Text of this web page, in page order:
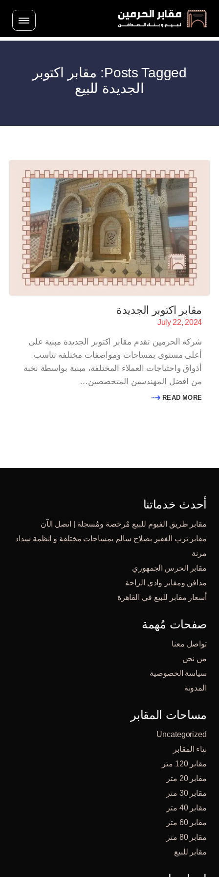
Posts Tagged: مقابر اكتوبر
الجديدة للبيع
مقابر اكتوبر الجديدة
July 22, 2024
شركة الحرمين تقدم مقابر اكتوبر الجديدة مبنية على
أعلى مستوى بمساحات ومواصفات مختلفة تناسب
أذواق واحتياجات العملاء المختلفة، مبنية بواسطة نخبة
من افضل المهندسين المتخصصين…
READ MORE
أحدث خدماتنا
مقابر طريق الفيوم للبيع مٌرخصة ومُسجلة | اتصل الآن
مقابر ترب الغفير بصلاح سالم بمساحات مختلفة و انظمة سداد
مرنة
مقابر الحرس الجمهوري
مدافن ومقابر وادي الراحة
أسعار مقابر للبيع في القاهرة
صفحات مُهمة
تواصل معنا
من نحن
سياسة الخصوصية
المدونة
مساحات المقابر
Uncategorized
بناء المقابر
مقابر 120 متر
مقابر 20 متر
مقابر 30 متر
مقابر 40 متر
مقابر 60 متر
مقابر 80 متر
مقابر للبيع